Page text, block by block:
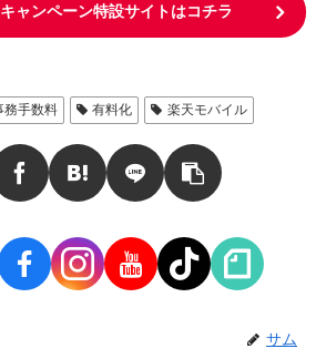
ャンペーン特設サイトはコチラ
務手数料 有料化 楽天モバイル
サム